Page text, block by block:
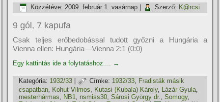
Közzétéve: 2009. február 1. vasárnap Szerző: K@rcsi
9 gól, 7 kapufa
Csak teljes erőbedobással tudott győzni a Hungária a
Vienna ellen: Hungária—Vienna 2:1 (0:0)
Egy kattintás ide a folytatáshoz.... →
Kategória: 1932/33 | Címke: 1932/33, Fradisták másik
csapatban Kohut Vilmos Kutasi (Kubala) Károly, Lázár Gyula
mesterhármas
NB1 nsmiss30 ,Sárosi György dr. ,Somogy,